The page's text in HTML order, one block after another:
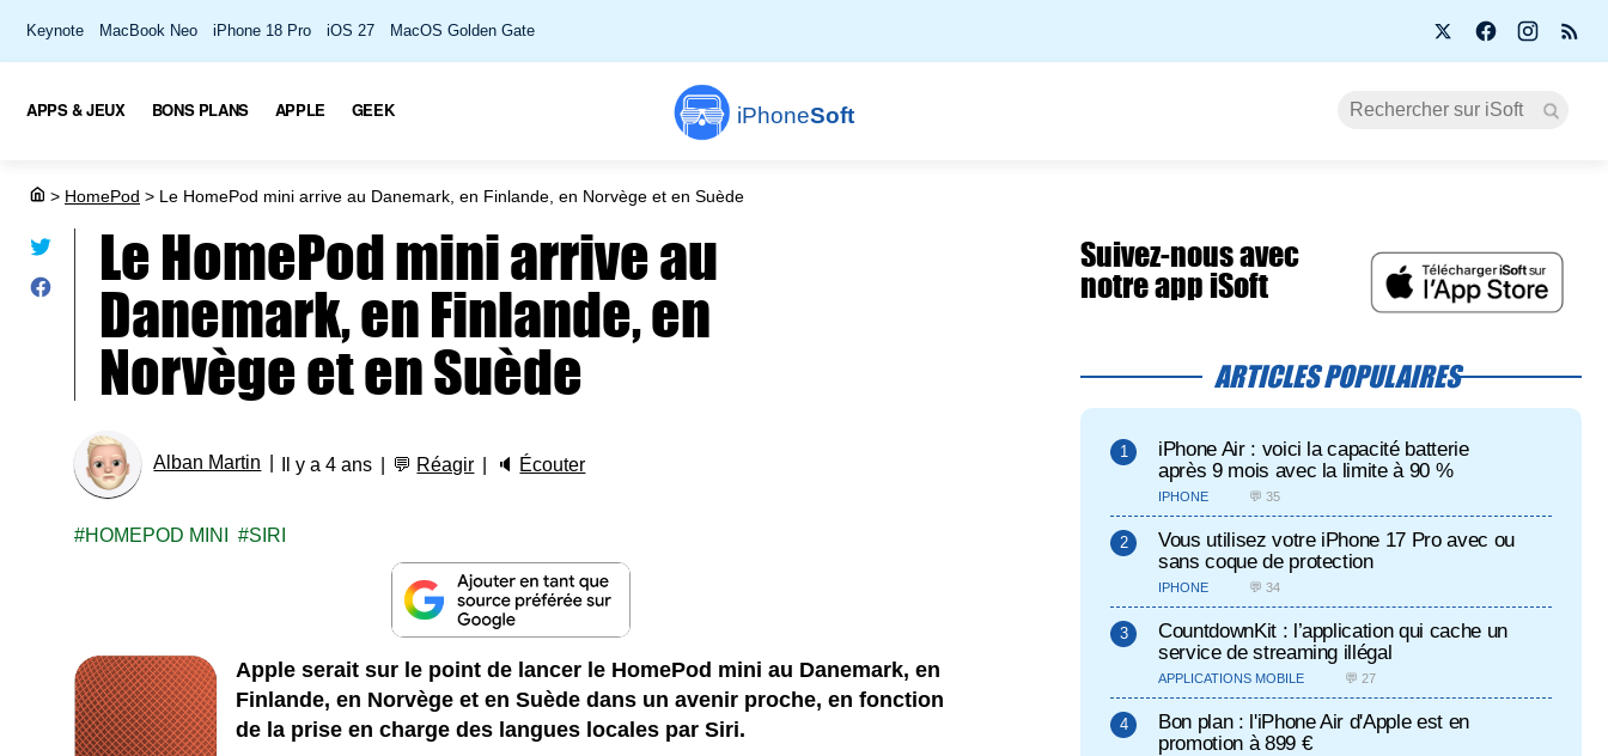
Keynote MacBook Neo iPhone 18 Pro iOS 27 MacOS Golden Gate
iPhoneSoft
APPS & JEUX BONS PLANS APPLE GEEK
> HomePod > Le HomePod mini arrive au Danemark, en Finlande, en Norvège et en Suède
Le HomePod mini arrive au
Danemark, en Finlande, en
Norvège et en Suède
Alban Martin Il y a 4 ans 💬 Réagir 🔈 Écouter
HOMEPOD MINI SIRI
Apple serait sur le point de lancer le HomePod mini au Danemark, en
Finlande, en Norvège et en Suède dans un avenir proche, en fonction
de la prise en charge des langues locales par Siri.
Suivez-nous avec
notre app iSoft
ARTICLES POPULAIRES
iPhone Air : voici la capacité batterie
après 9 mois avec la limite à 90 %
IPHONE 💬 35
Vous utilisez votre iPhone 17 Pro avec ou
sans coque de protection
IPHONE 💬 34
CountdownKit : l’application qui cache un
service de streaming illégal
APPLICATIONS MOBILE 💬 27
Bon plan : l'iPhone Air d'Apple est en
promotion à 899 €